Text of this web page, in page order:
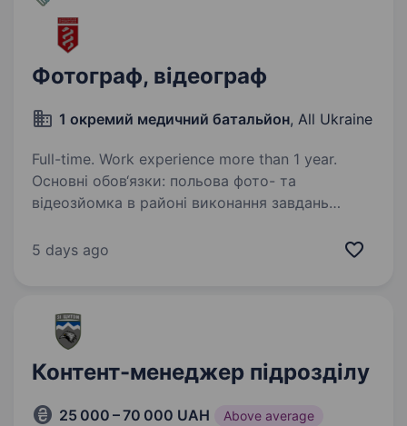
Фотограф, відеограф
1 окремий медичний батальйон, All Ukraine
Full-time. Work experience more than 1 year.
Основні обов‘язки: польова фото- та
відеозйомка в районі виконання завдань
(репортаж, бойова робота, побут) зйомка
5 days ago
Контент-менеджер підрозділу
25 000 – 70 000 UAH Above average